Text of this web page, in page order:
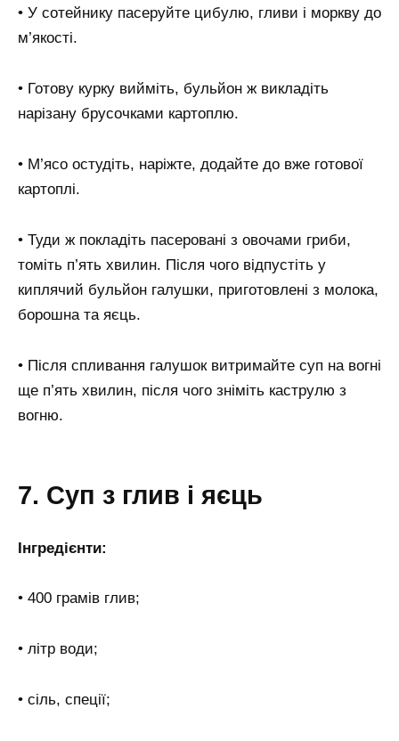
• У сотейнику пасеруйте цибулю, гливи і моркву до
м’якості.
• Готову курку вийміть, бульйон ж викладіть
нарізану брусочками картоплю.
• М’ясо остудіть, наріжте, додайте до вже готової
картоплі.
• Туди ж покладіть пасеровані з овочами гриби,
томіть п’ять хвилин. Після чого відпустіть у
киплячий бульйон галушки, приготовлені з молока,
борошна та яєць.
• Після спливання галушок витримайте суп на вогні
ще п’ять хвилин, після чого зніміть каструлю з
вогню.
7. Суп з глив і яєць
Інгредієнти:
• 400 грамів глив;
• літр води;
• сіль, спеції;